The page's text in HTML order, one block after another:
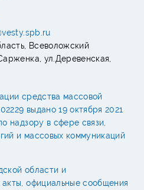
Всеволожский
ул.Деревенская,
средства массовой
выдано 19 октября 2021
надзору в сфере связи,
и массовых коммуникаций
области и
официальные сообщения